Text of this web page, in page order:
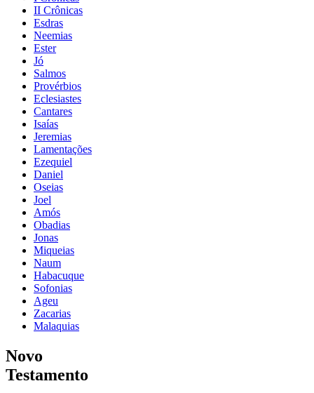
II Crônicas
Esdras
Neemias
Ester
Jó
Salmos
Provérbios
Eclesiastes
Cantares
Isaías
Jeremias
Lamentações
Ezequiel
Daniel
Oseias
Joel
Amós
Obadias
Jonas
Miqueias
Naum
Habacuque
Sofonias
Ageu
Zacarias
Malaquias
Novo
Testamento